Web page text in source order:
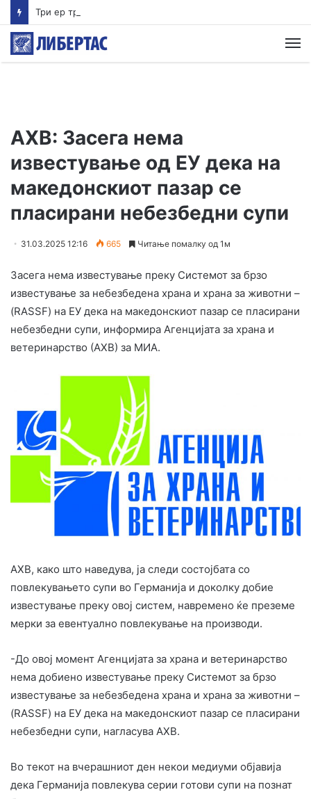
АХВ: Засега нема
известување од ЕУ дека на
македонскиот пазар се
пласирани небезбедни супи
31.03.2025 12:16 665 Читање помалку од 1м
Засега нема известување преку Системот за брзо
известување за небезбедена храна и храна за животни –
(RASSF) на ЕУ дека на македонскиот пазар се пласирани
небезбедни супи, информира Агенцијата за храна и
ветеринарство (АХВ) за МИА.
АХВ, како што наведува, ја следи состојбата со
повлекувањето супи во Германија и доколку добие
известување преку овој систем, навремено ќе преземе
мерки за евентуално повлекување на производи.
-До овој момент Агенцијата за храна и ветеринарство
нема добиено известување преку Системот за брзо
известување за небезбедена храна и храна за животни –
(RASSF) на ЕУ дека на македонскиот пазар се пласирани
небезбедни супи, нагласува АХВ.
Во текот на вчерашниот ден некои медиуми објавија
дека Германија повлекува серии готови супи на познат